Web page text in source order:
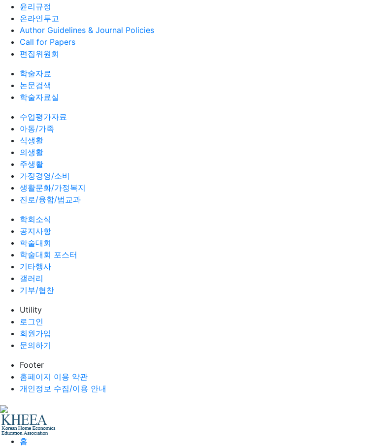
윤리규정
온라인투고
Author Guidelines & Journal Policies
Call for Papers
편집위원회
학술자료
논문검색
학술자료실
수업평가자료
아동/가족
식생활
의생활
주생활
가정경영/소비
생활문화/가정복지
진로/융합/범교과
학회소식
공지사항
학술대회
학술대회 포스터
기타행사
갤러리
기부/협찬
Utility
로그인
회원가입
문의하기
Footer
홈페이지 이용 약관
개인정보 수집/이용 안내
홈